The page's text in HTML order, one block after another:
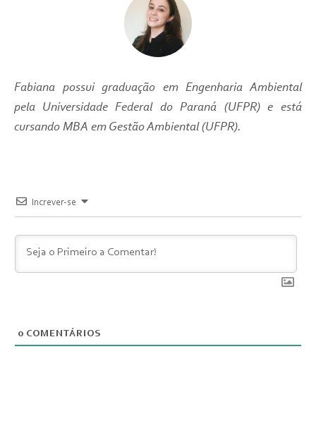
Fabiana possui graduação em Engenharia Ambiental
pela Universidade Federal do Paraná (UFPR) e está
cursando MBA em Gestão Ambiental (UFPR).
Increver-se
0 COMENTÁRIOS